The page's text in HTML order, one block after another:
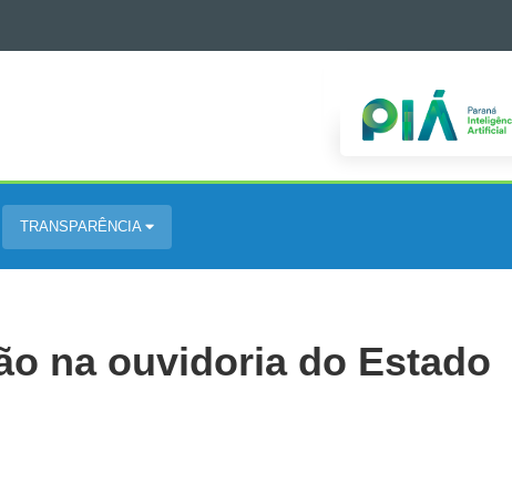
TRANSPARÊNCIA
na ouvidoria do Estado